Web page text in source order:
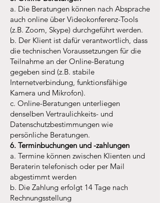
a. Die Beratungen können nach Absprache
auch online über Videokonferenz-Tools
(z.B. Zoom, Skype) durchgeführt werden.
b. Der Klient ist dafür verantwortlich, dass
die technischen Voraussetzungen für die
Teilnahme an der Online-Beratung
gegeben sind (z.B. stabile
Internetverbindung, funktionsfähige
Kamera und Mikrofon).
c. Online-Beratungen unterliegen
denselben Vertraulichkeits- und
Datenschutzbestimmungen wie
persönliche Beratungen.
6. Terminbuchungen und -zahlungen
a. Termine können zwischen Klienten und
Beraterin telefonisch oder per Mail
abgestimmt werden
b. Die Zahlung erfolgt 14 Tage nach
Rechnungsstellung